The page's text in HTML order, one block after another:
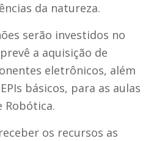
da natureza.
serão investidos no
a aquisição de
eletrônicos, além
básicos, para as aulas
Robótica.
os recursos as